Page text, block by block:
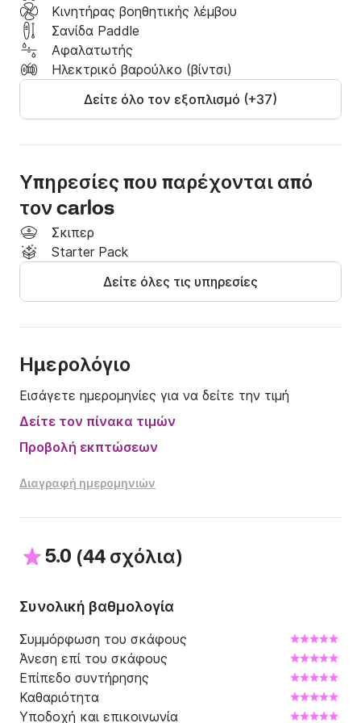
Ημερήσια ενοικίαση: Από τις 11:00 έως τις 20:00.
Ημίμερη ενοικίαση: Πρωί από 10:00 έως 14:00 ή
απόγευμα από 15:00 έως 19:00.
Κλείστε τώρα και ζήστε την απόλυτη θαλάσσια
περιπέτεια. Σας περιμένουμε στο σκάφος!
Kινητήρας βοηθητικής λέμβου
Σανίδα Paddle
Αφαλατωτής
Ηλεκτρικό βαρούλκο (βίντσι)
Δείτε όλο τον εξοπλισμό (+37)
Υπηρεσίες που παρέχονται από
τον carlos
Σκιπερ
Starter Pack
Δείτε όλες τις υπηρεσίες
Ημερολόγιο
Εισάγετε ημερομηνίες για να δείτε την τιμή
Δείτε τον πίνακα τιμών
Προβολή εκπτώσεων
Διαγραφή ημερομηνιών
5.0 (44 σχόλια)
Συνολική βαθμολογία
Συμμόρφωση του σκάφους
Άνεση επί του σκάφους
Επίπεδο συντήρησης
Καθαριότητα
Υποδοχή και επικοινωνία